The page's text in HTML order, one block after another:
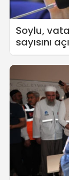
Soylu,
sayısını